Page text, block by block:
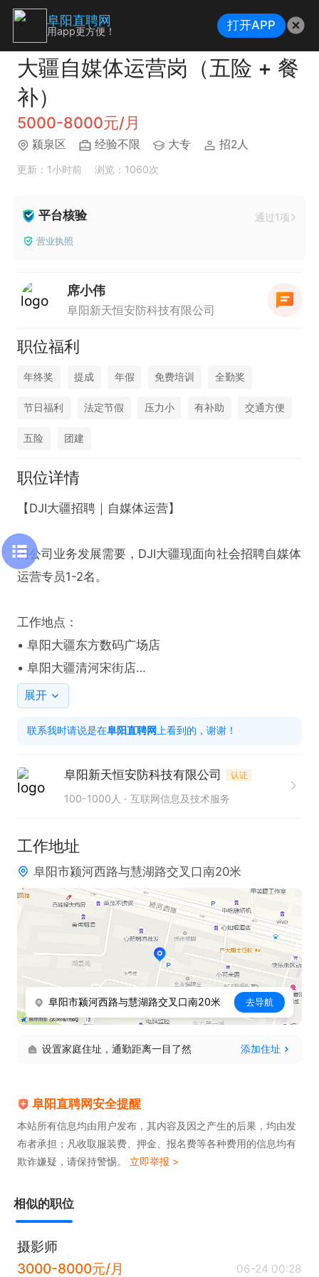
大疆自媒体运营岗（五险 + 餐
补）
5000-8000元/月
颍泉区 经验不限 大专 招2人
更新：1小时前 浏览：1060次
平台核验 通过1项
营业执照
席小伟
阜阳新天恒安防科技有限公司
职位福利
年终奖 提成 年假 免费培训 全勤奖
节日福利 法定节假 压力小 有补助 交通方便
五险 团建
职位详情
【DJI大疆招聘｜自媒体运营】
因公司业务发展需要，DJI大疆现面向社会招聘自媒体
运营专员1-2名。
工作地点：
• 阜阳大疆东方数码广场店
• 阜阳大疆清河宋街店
• 阜阳大疆水街店
岗位职责：
1. 负责抖音、小红书、视频号等平台的日常运营与内
剪辑；
3. 负责门店活动、新品推广等宣传内容策划；
4. 协助开展直播、推广及品牌宣传工作；
5. 持续优化账号内容，提高曝光量、粉丝量及客户转
任职要求：
2. 会使用剪映等视频剪辑软件，有拍摄及剪辑经验者
3. 具备良好的沟通能力和文案策划能力；
4. 思维活跃，执行力强，责任心强；
5. 对无人机、摄影摄像、数码科技产品感兴趣者优
先。
薪资待遇：
底薪5000元 + 奖金
展开
联系我时请说是在阜阳直聘网上看到的，谢谢！
阜阳新天恒安防科技有限公司 认证
100-1000人 互联网信息及技术服务
工作地址
阜阳市颍河西路与慧湖路交叉口南20米
阜阳市颍河西路与慧湖路交叉口南20米 去导航
设置家庭住址，通勤距离一目了然 添加住址
阜阳直聘网安全提醒
本站所有信息均由用户发布，其内容及因之产生的后果，均由发
布者承担；凡收取服装费、押金、报名费等各种费用的信息均有
欺诈嫌疑，请保持警惕。 立即举报 >
相似的职位
摄影师
3000-8000元/月
06-24 00:28
阜阳直聘网
用app更方便！ 打开APP